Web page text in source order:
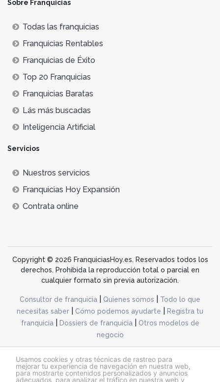
Usamos cookies y otras técnicas de rastreo para
mejorar tu experiencia de navegación en nuestra web,
para mostrarte contenidos personalizados y anuncios
adecuados, para analizar el tráfico en nuestra web y
Sobre Franquicias
Todas las franquicias
Franquicias Rentables
Franquicias de Éxito
Top 20 Franquicias
Franquicias Baratas
Lás más buscadas
Inteligencia Artificial
Servicios
Nuestros servicios
Franquicias Hoy Expansión
Contrata online
Copyright © 2026 FranquiciasHoy.es. Reservados todos los
derechos. Prohibida la reproducción total o parcial en
cualquier formato sin previa autorización.
Consultor de franquicia Quienes somos
Todo lo que
necesitas saber
Cómo podemos ayudarte
Registra tu
franquicia| Dossiers de franquicia|
Otros modelos de
negocio
@franquiciashoy.es |Aviso legal| Política de cookies|Política de privacidad